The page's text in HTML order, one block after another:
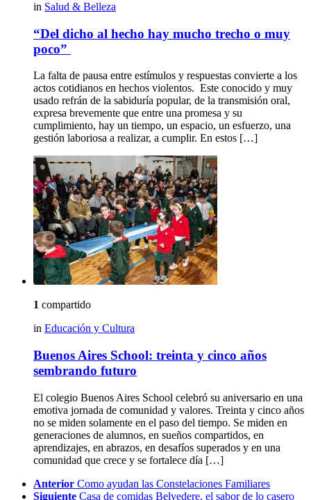
in Salud & Belleza
“Del dicho al hecho hay mucho trecho o muy
poco”
La falta de pausa entre estímulos y respuestas convierte a los
actos cotidianos en hechos violentos. Este conocido y muy
usado refrán de la sabiduría popular, de la transmisión oral,
expresa brevemente que entre una promesa y su
cumplimiento, hay un tiempo, un espacio, un esfuerzo, una
gestión laboriosa a realizar, a cumplir. En estos […]
1 compartido
in Educación y Cultura
Buenos Aires School: treinta y cinco años
sembrando futuro
El colegio Buenos Aires School celebró su aniversario en una
emotiva jornada de comunidad y valores. Treinta y cinco años
no se miden solamente en el paso del tiempo. Se miden en
generaciones de alumnos, en sueños compartidos, en
aprendizajes, en abrazos, en desafíos superados y en una
comunidad que crece y se fortalece día […]
more
Anterior Como ayudan las Constelaciones Familiares
Siguiente Casa de comidas Belvedere, el sabor de lo casero